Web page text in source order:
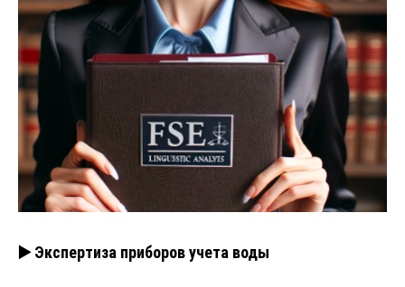
▶️ Экспертиза приборов учета воды